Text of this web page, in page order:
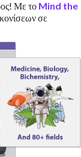
Με το Mind the
σε